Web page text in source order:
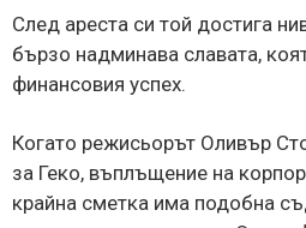
След ареста си той достига
бързо надминава славата,
финансовия успех.
Когато режисьорът Оливър
за Геко, въплъщение на
крайна сметка има подобна